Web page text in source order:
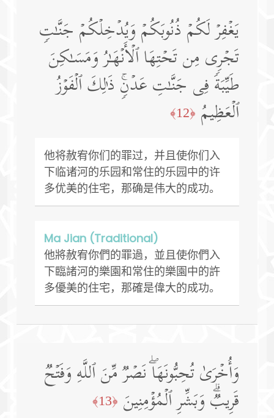
یَغۡفِرۡ لَكُمۡ ذُنُوبَكُمۡ وَیُدۡخِلۡكُمۡ جَنَّـٰتࣲ
تَجۡرِی مِن تَحۡتِهَا ٱلۡأَنۡهَـٰرُ وَمَسَـٰكِنَ
طَیِّبَةࣰ فِی جَنَّـٰتِ عَدۡنࣲۚ ذَ ٰ⁠لِكَ ٱلۡفَوۡزُ
ٱلۡعَظِیمُ ﴿12﴾
他将赦宥你们的罪过，并且使你们入
下临诸河的乐园和常住的乐园中的许
多优美的住宅，那确是伟大的成功。
Ma Jian (Traditional)
他將赦宥你們的罪過，並且使你們入
下臨諸河的樂園和常住的樂園中的許
多優美的住宅，那確是偉大的成功。
وَأُخۡرَىٰ تُحِبُّونَهَاۖ نَصۡرࣱ مِّنَ ٱللَّهِ وَفَتۡحࣱ
قَرِیبࣱۗ وَبَشِّرِ ٱلۡمُؤۡمِنِینَ ﴿13﴾